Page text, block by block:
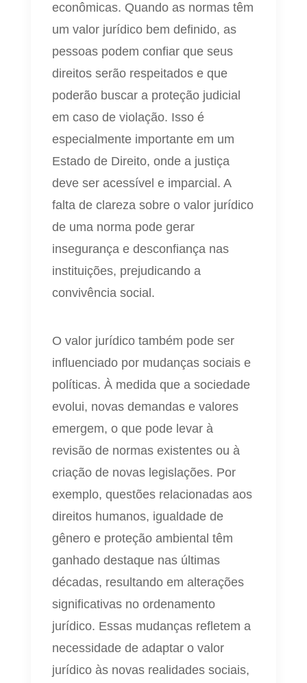
econômicas. Quando as normas têm
um valor jurídico bem definido, as
pessoas podem confiar que seus
direitos serão respeitados e que
poderão buscar a proteção judicial
em caso de violação. Isso é
especialmente importante em um
Estado de Direito, onde a justiça
deve ser acessível e imparcial. A
falta de clareza sobre o valor jurídico
de uma norma pode gerar
insegurança e desconfiança nas
instituições, prejudicando a
convivência social.
O valor jurídico também pode ser
influenciado por mudanças sociais e
políticas. À medida que a sociedade
evolui, novas demandas e valores
emergem, o que pode levar à
revisão de normas existentes ou à
criação de novas legislações. Por
exemplo, questões relacionadas aos
direitos humanos, igualdade de
gênero e proteção ambiental têm
ganhado destaque nas últimas
décadas, resultando em alterações
significativas no ordenamento
jurídico. Essas mudanças refletem a
necessidade de adaptar o valor
jurídico às novas realidades sociais,